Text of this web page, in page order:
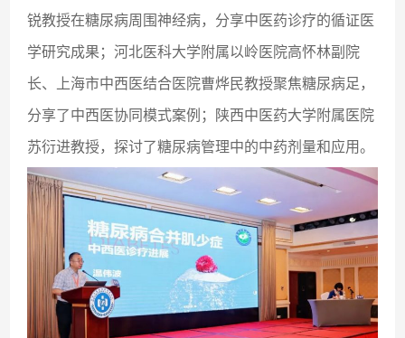
锐教授在糖尿病周围神经病，分享中医药诊疗的循证医
学研究成果；河北医科大学附属以岭医院高怀林副院
长、上海市中西医结合医院曹烨民教授聚焦糖尿病足，
分享了中西医协同模式案例；陕西中医药大学附属医院
苏衍进教授，探讨了糖尿病管理中的中药剂量和应用。